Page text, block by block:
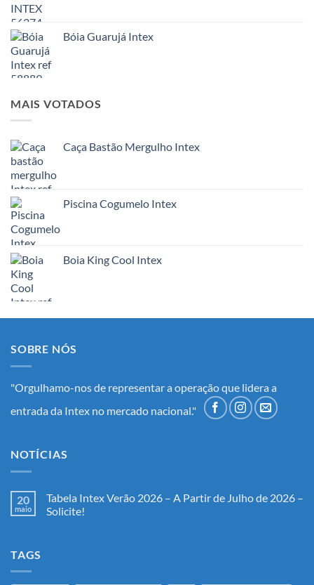
Bóia Guarujá Intex
MAIS VOTADOS
Caça Bastão Mergulho Intex
Piscina Cogumelo Intex
Boia King Cool Intex
SOBRE NÓS
"Orgulhamo-nos de representar a operação que lidera a
entrada da Intex no mercado nacional."
NOTÍCIAS
20
maio
Tabela Intex Verão 2026 – A Partir de Julho de 2026 –
Solicite!
TAGS